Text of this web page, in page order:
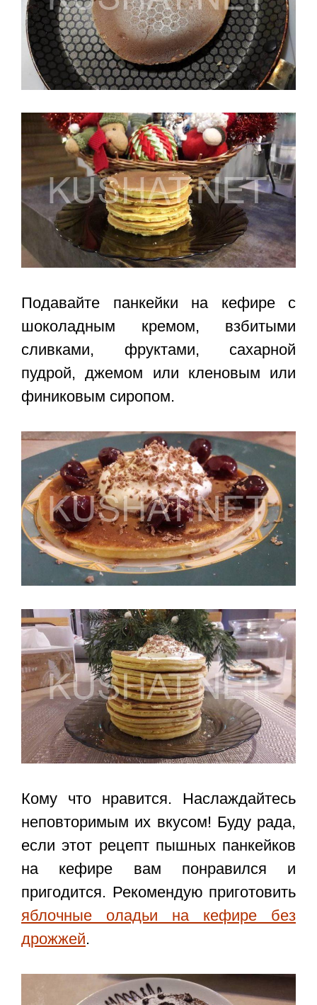
Подавайте панкейки на кефире с
шоколадным кремом, взбитыми
сливками, фруктами, сахарной
пудрой, джемом или кленовым или
финиковым сиропом.
Кому что нравится. Наслаждайтесь
неповторимым их вкусом! Буду рада,
если этот рецепт пышных панкейков
на кефире вам понравился и
пригодится. Рекомендую приготовить
яблочные оладьи на кефире без
дрожжей.